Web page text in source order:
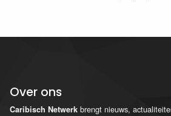
Over ons
Caribisch Netwerk brengt nieuws,